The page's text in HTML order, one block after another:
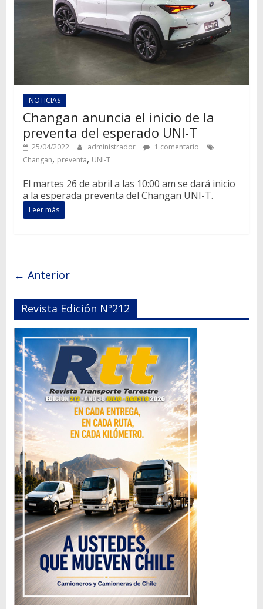
NOTICIAS
Changan anuncia el inicio de la
preventa del esperado UNI-T
25/04/2022 administrador
1 comentario
Changan, preventa, UNI-T
El martes 26 de abril a las 10:00 am se dará inicio
a la esperada preventa del Changan UNI-T.
Leer más
← Anterior
Revista Edición Nº212